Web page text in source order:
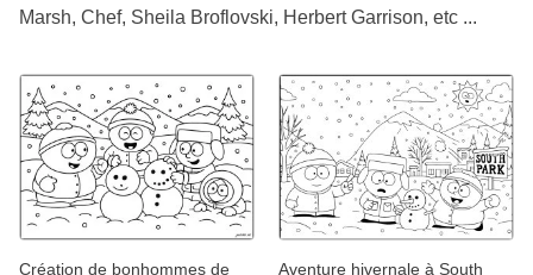
Marsh, Chef, Sheila Broflovski, Herbert Garrison, etc ...
Création de bonhommes de
Aventure hivernale à South